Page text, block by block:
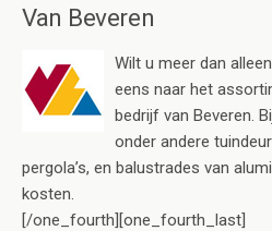
Van Beveren
Wilt u meer dan
eens naar het
bedrijf van Beveren.
onder andere
pergola’s, en balustrades van
kosten.
[/one_fourth][one_fourth_last]